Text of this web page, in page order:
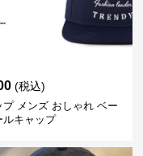
(税込)
プ メンズ おしゃれ ベー
ルキャップ